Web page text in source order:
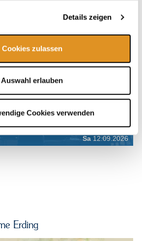
Details zeigen
Cookies zulassen
Auswahl erlauben
Cookies verwenden
Sa 12.09.2026
Erding